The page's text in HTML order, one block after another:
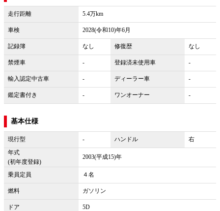
走行距離 5.4万km
車検 2028(令和10)年6月
記録簿 なし 修復歴 なし
禁煙車 - 登録済未使用車 -
輸入認定中古車 - ディーラー車 -
鑑定書付き - ワンオーナー -
基本仕様
現行型 - ハンドル
右
年式
(初年度登録)
2003(平成15)年
乗員定員 ４名
燃料 ガソリン
ドア
5D